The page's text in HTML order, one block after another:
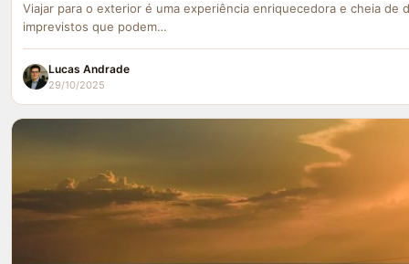
Viajar para o exterior é uma experiência enriquecedora e cheia de
imprevistos que podem…
Lucas Andrade
29/10/2025